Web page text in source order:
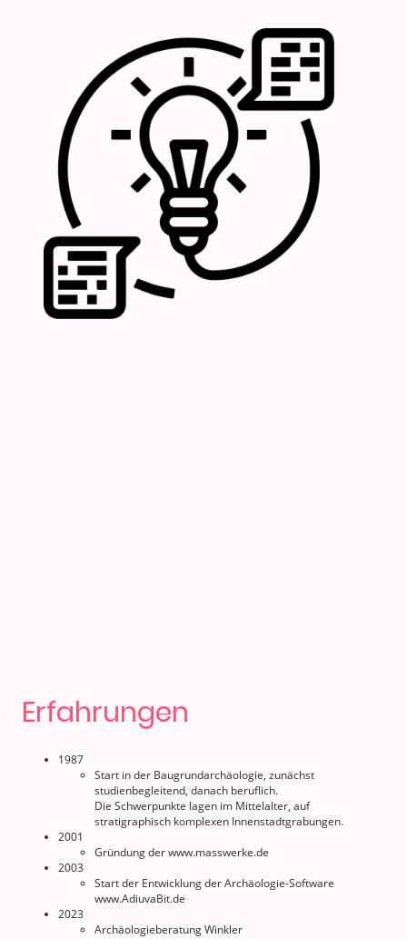
Erfahrungen
1987
Start in der Baugrundarchäologie, zunächst
studienbegleitend, danach beruflich.
Die Schwerpunkte lagen im Mittelalter, auf
stratigraphisch komplexen Innenstadtgrabungen.
2001
Gründung der www.masswerke.de
2003
Start der Entwicklung der Archäologie-Software
www.AdiuvaBit.de
2023
Archäologieberatung Winkler